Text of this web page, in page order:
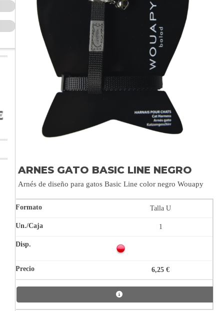
ARNES GATO BASIC LINE NEGRO
Arnés de diseño para gatos Basic Line color negro Wouapy
Talla U
1
6,25 €